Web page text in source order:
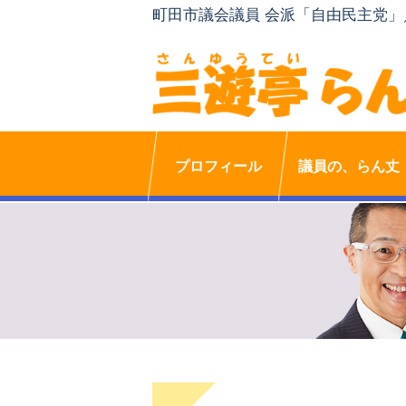
町田市議会議員 会派「自由民主党
プロフィール 議員の、らん丈